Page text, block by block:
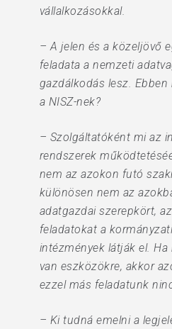
vállalkozásokkal.
– A jelen és a közeljövő
feladata a nemzeti
gazdálkodás lesz.
a NISZ-nek?
– Szolgáltatóként mi az
rendszerek
nem az azokon futó
különösen nem az
adatgazdai szerepkört,
feladatokat a
intézmények látják el.
van eszközökre, akkor
ezzel más feladatunk
– Ki tudná emelni a